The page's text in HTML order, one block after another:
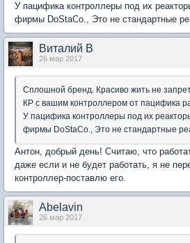
У пацифика контроллеры под их
фирмы DoStaCo., Это не стандартные
Виталий В
26 мар 2017
Сплошной бренд. Красиво жить не
КР с вашим контроллером от пацифика
У пацифика контроллеры под их
фирмы DoStaCo., Это не стандартные
Антон, добрый день! Считаю, что
даже если и не будет работать, я не
контроллер-поставлю его.
Abelavin
26 мар 2017